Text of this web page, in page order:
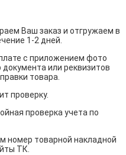
Ваш заказ и отгружаем в
1-2 дней.
с приложением фото
или реквизитов
товара.
проверку.
проверка учета по
номер товарной накладной
ТК.